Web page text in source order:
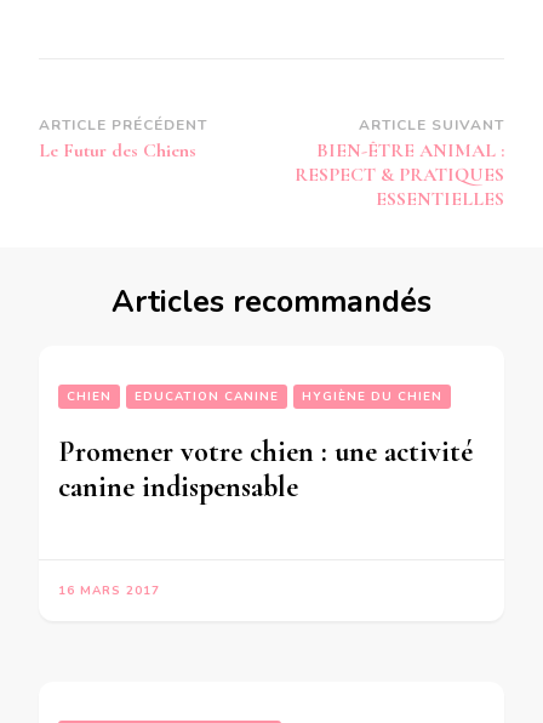
Navigation
d’article
ARTICLE PRÉCÉDENT
Le Futur des Chiens
ARTICLE SUIVANT
BIEN-ÊTRE ANIMAL :
RESPECT & PRATIQUES
ESSENTIELLES
Articles recommandés
CHIEN EDUCATION CANINE HYGIÈNE DU CHIEN
Promener votre chien : une activité
canine indispensable
16 MARS 2017